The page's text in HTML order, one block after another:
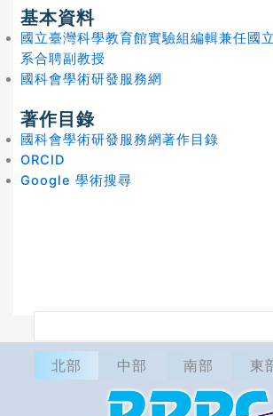
基本資料
國立臺灣科學教育館實驗組編輯兼任國
系合聘副教授
國科會學術研發服務網
著作目錄
國科會學術研發服務網著作目錄
ORCID
Google 學術搜尋
尋
北部 中部 南部 東